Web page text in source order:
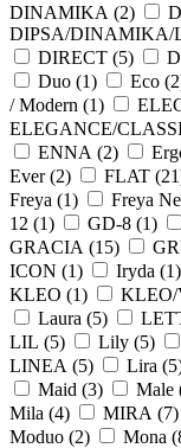
DINAMIKA (2)
DIPSA/DINAMIKA/
DIRECT (5)
Duo (1) Eco (2
/ Modern (1)
ELEGANCE/
ENNA (2)
Ever (2) FLAT (21
Freya (1) Freya
12 (1) GD-8 (1)
GRACIA (15)
ICON (1) Iryda (1)
KLEO (1)
Laura (5)
LIL (5) Lily (5)
LINEA (5) Lira (5
Maid (3) Male
Mila (4) MIRA (7)
Moduo (2) Mona (